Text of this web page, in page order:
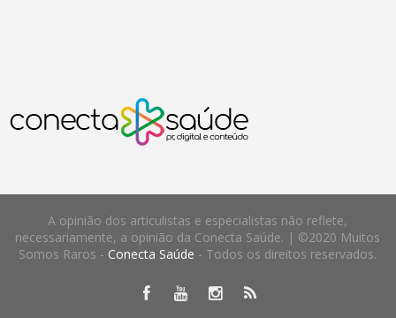
A opinião dos articulistas e especialistas não reflete,
necessariamente, a opinião da Conecta Saúde. | ©2020 Muitos
Somos Raros - Conecta Saúde - Todos os direitos reservados.